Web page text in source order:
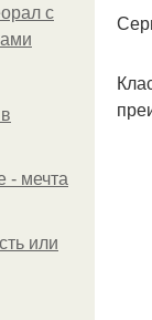
с
- мечта
или